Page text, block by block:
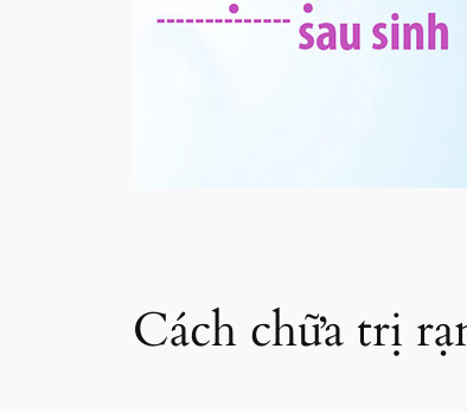
Cách chữa trị